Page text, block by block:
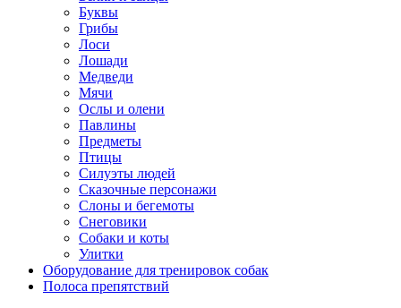
Буквы
Грибы
Лоси
Лошади
Медведи
Мячи
Ослы и олени
Павлины
Предметы
Птицы
Силуэты людей
Сказочные персонажи
Слоны и бегемоты
Снеговики
Собаки и коты
Улитки
Оборудование для тренировок собак
Полоса препятствий